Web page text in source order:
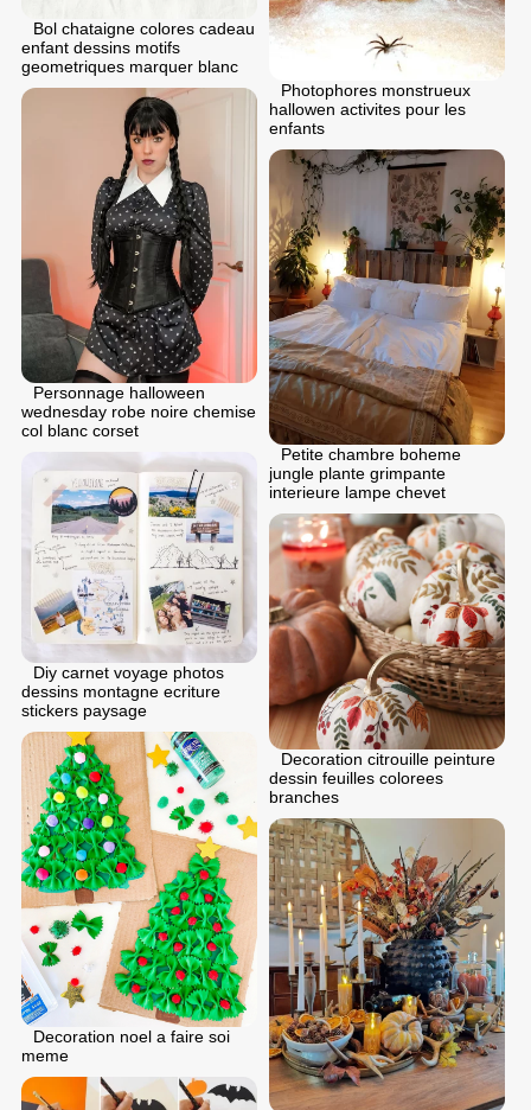
Bol chataigne colores cadeau
enfant dessins motifs
geometriques marquer blanc
Photophores monstrueux
hallowen activites pour les
enfants
Personnage halloween
wednesday robe noire chemise
col blanc corset
Petite chambre boheme
jungle plante grimpante
interieure lampe chevet
Diy carnet voyage photos
dessins montagne ecriture
stickers paysage
Decoration citrouille peinture
dessin feuilles colorees
branches
Decoration noel a faire soi
meme